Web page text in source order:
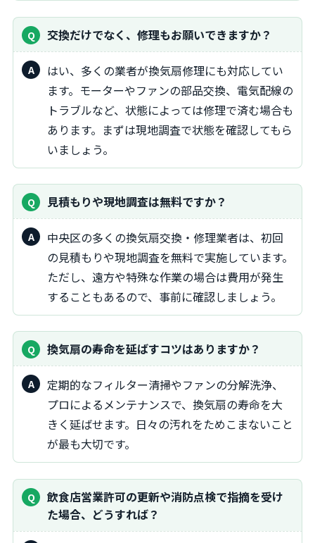
交換だけでなく、修理もお願いできますか？
はい、多くの業者が換気扇修理にも対応してい
ます。モーターやファンの部品交換、電気配線の
トラブルなど、状態によっては修理で済む場合も
あります。まずは現地調査で状態を確認してもら
いましょう。
見積もりや現地調査は無料ですか？
中央区の多くの換気扇交換・修理業者は、初回
の見積もりや現地調査を無料で実施しています。
ただし、遠方や特殊な作業の場合は費用が発生
することもあるので、事前に確認しましょう。
換気扇の寿命を延ばすコツはありますか？
定期的なフィルター清掃やファンの分解洗浄、
プロによるメンテナンスで、換気扇の寿命を大
きく延ばせます。日々の汚れをためこまないこと
が最も大切です。
飲食店営業許可の更新や消防点検で指摘を受け
た場合、どうすれば？